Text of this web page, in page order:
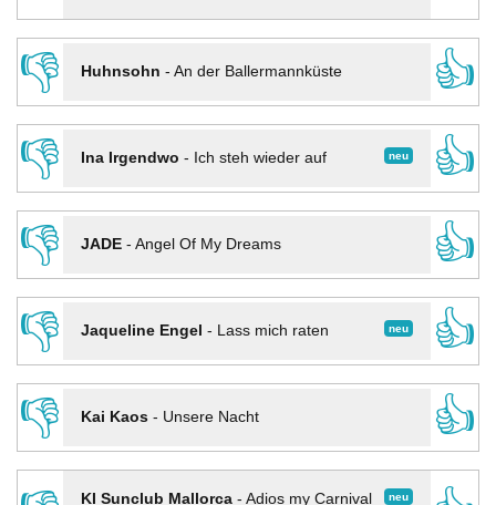
👎
Huhnsohn - An der Ballermannküste
👍
👎
neu
Ina Irgendwo - Ich steh wieder auf
👍
👎
JADE- Angel Of My Dreams
👍
👎
neu
Jaqueline Engel - Lass mich raten
👍
👎
Kai Kaos- Unsere Nacht
👍
neu
KI Sunclub Mallorca- Adios my Carnival